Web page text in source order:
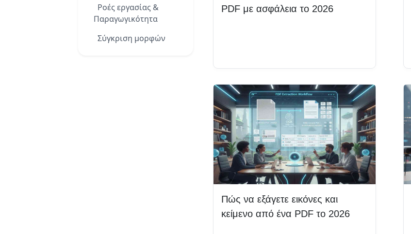
Ροές εργασίας &
Παραγωγικότητα
Σύγκριση μορφών
PDF με ασφάλεια το 2026
Πώς να εξάγετε εικόνες και
κείμενο από ένα PDF το 2026